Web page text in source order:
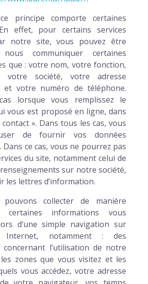
principe comporte certaines
effet, pour certains services
notre site, vous pouvez être
communiquer certaines
que : votre nom, votre fonction,
société, votre adresse
et votre numéro de téléphone.
lorsque vous remplissez le
vous est proposé en ligne, dans
». Dans tous les cas, vous
de fournir vos données
Dans ce cas, vous ne pourrez pas
du site, notamment celui de
sur notre société,
les lettres d’information.
collecter de manière
certaines informations vous
d’une simple navigation sur
notamment : des
l’utilisation de notre
zones que vous visitez et les
vous accédez, votre adresse